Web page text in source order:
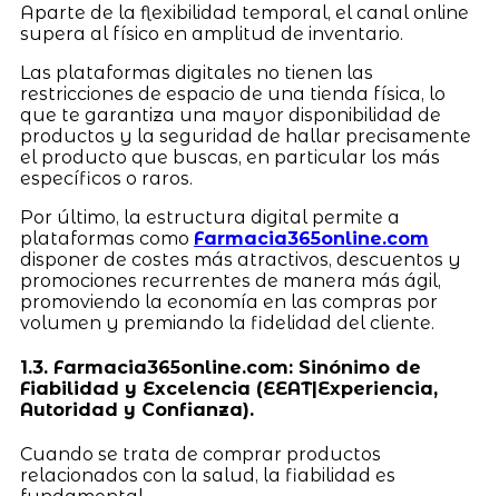
Aparte de la flexibilidad temporal, el canal online
supera al físico en amplitud de inventario.
Las plataformas digitales no tienen las
restricciones de espacio de una tienda física, lo
que te garantiza una mayor disponibilidad de
productos y la seguridad de hallar precisamente
el producto que buscas, en particular los más
específicos o raros.
Por último, la estructura digital permite a
plataformas como Farmacia365online.com
disponer de costes más atractivos, descuentos y
promociones recurrentes de manera más ágil,
promoviendo la economía en las compras por
volumen y premiando la fidelidad del cliente.
1.3. Farmacia365online.com: Sinónimo de
Fiabilidad y Excelencia (EEAT|Experiencia,
Autoridad y Confianza).
Cuando se trata de comprar productos
relacionados con la salud, la fiabilidad es